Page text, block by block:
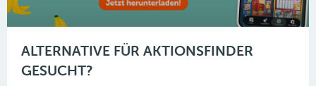
ALTERNATIVE FÜR AKTIONSFINDER
GESUCHT?